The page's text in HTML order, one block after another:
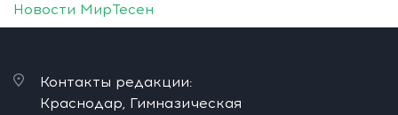
Новости МирТесен
Контакты редакции:
Краснодар, Гимназическая